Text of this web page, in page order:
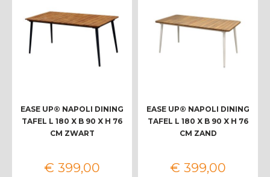
EASE UP® NAPOLI DINING
TAFEL L 180 X B 90 X H 76
CM ZWART
€ 399,00
EASE UP® NAPOLI DINING
TAFEL L 180 X B 90 X H 76
CM ZAND
€ 399,00